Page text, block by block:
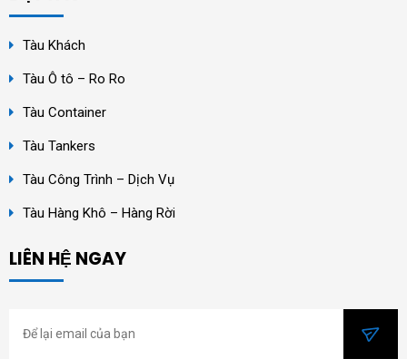
Tàu Khách
Tàu Ô tô – Ro Ro
Tàu Container
Tàu Tankers
Tàu Công Trình – Dịch Vụ
Tàu Hàng Khô – Hàng Rời
LIÊN HỆ NGAY